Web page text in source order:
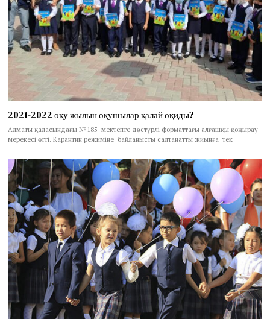
2021-2022 оқу жылын оқушылар қалай оқиды?
Алматы қаласындағы №185 мектепте дәстүрлі форматтағы алғашқы қоңырау
мерекесі өтті. Карантин режиміне байланысты салтанатты жиынға тек